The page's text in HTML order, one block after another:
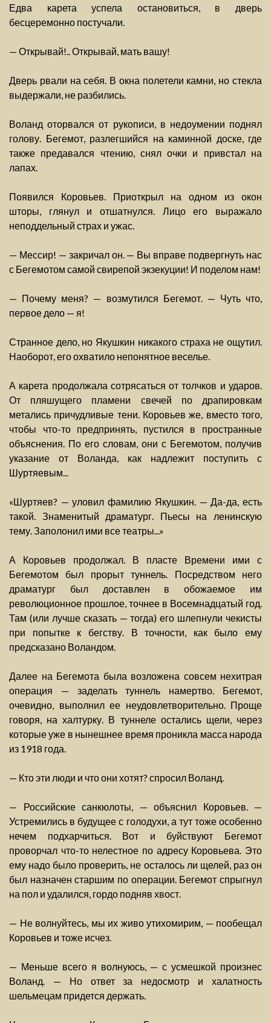
Едва карета успела остановиться, в дверь
бесцеремонно постучали.
— Открывай!.. Открывай, мать вашу!
Дверь рвали на себя. В окна полетели камни, но стекла
выдержали, не разбились.
Воланд оторвался от рукописи, в недоумении поднял
голову. Бегемот, разлегшийся на каминной доске, где
также предавался чтению, снял очки и привстал на
лапах.
Появился Коровьев. Приоткрыл на одном из окон
шторы, глянул и отшатнулся. Лицо его выражало
неподдельный страх и ужас.
— Мессир! — закричал он. — Вы вправе подвергнуть нас
с Бегемотом самой свирепой экзекуции! И поделом нам!
— Почему меня? — возмутился Бегемот. — Чуть что,
первое дело — я!
Странное дело, но Якушкин никакого страха не ощутил.
Наоборот, его охватило непонятное веселье.
А карета продолжала сотрясаться от толчков и ударов.
От пляшущего пламени свечей по драпировкам
метались причудливые тени. Коровьев же, вместо того,
чтобы что-то предпринять, пустился в пространные
объяснения. По его словам, они с Бегемотом, получив
указание от Воланда, как надлежит поступить с
Шуртяевым...
«Шуртяев? — уловил фамилию Якушкин. — Да-да, есть
такой. Знаменитый драматург. Пьесы на ленинскую
тему. Заполонил ими все театры...»
А Коровьев продолжал. В пласте Времени ими с
Бегемотом был прорыт туннель. Посредством него
драматург был доставлен в обожаемое им
революционное прошлое, точнее в Восемнадцатый год.
Там (или лучше сказать — тогда) его шлепнули чекисты
при попытке к бегству. В точности, как было ему
предсказано Воландом.
Далее на Бегемота была возложена совсем нехитрая
операция — заделать туннель намертво. Бегемот,
очевидно, выполнил ее неудовлетворительно. Проще
говоря, на халтурку. В туннеле остались щели, через
которые уже в нынешнее время проникла масса народа
из 1918 года.
— Кто эти люди и что они хотят? спросил Воланд.
— Российские санкюлоты, — объяснил Коровьев. —
Устремились в будущее с голодухи, а тут тоже особенно
нечем подхарчиться. Вот и буйствуют Бегемот
проворчал что-то нелестное по адресу Коровьева. Это
ему надо было проверить, не осталось ли щелей, раз он
был назначен старшим по операции. Бегемот спрыгнул
на пол и удалился, гордо подняв хвост.
— Не волнуйтесь, мы их живо утихомирим, — пообещал
Коровьев и тоже исчез.
— Меньше всего я волнуюсь, — с усмешкой произнес
Воланд. — Но ответ за недосмотр и халатность
шельмецам придется держать.